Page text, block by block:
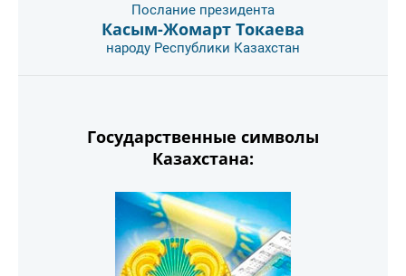
Послание президента
Касым-Жомарт Токаева
народу Республики Казахстан
Государственные символы
Казахстана: